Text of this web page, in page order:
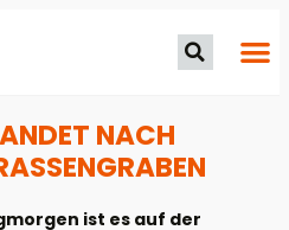
NACH
ist es auf der